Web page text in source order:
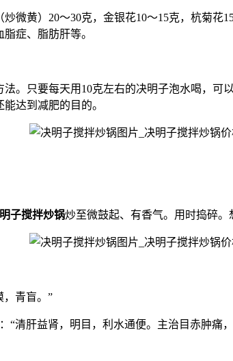
微黄）20～30克，金银花10～15克，杭菊
症、脂肪肝等。
。只要每天用10克左右的决明子泡水喝，
达到减肥的目的。
子搅拌炒锅炒至微鼓起、有香气。用时捣碎。
，青盲。”
“清肝益肾，明目，利水通便。主治目赤肿